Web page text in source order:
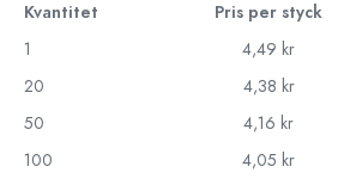
Kvantitet Pris per styck
1
4,49 kr
20
4,38 kr
50
4,16 kr
100
4,05 kr